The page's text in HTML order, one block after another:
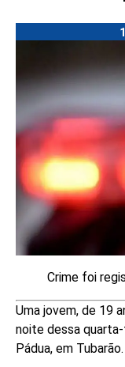
Crime foi
Uma jovem, de 19
noite dessa
Pádua, em Tubarão.